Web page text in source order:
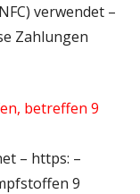
verwendet –
Zahlungen
betreffen 9
– https: –
9